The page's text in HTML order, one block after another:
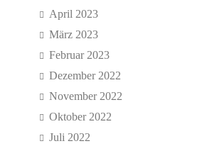
April 2023
März 2023
Februar 2023
Dezember 2022
November 2022
Oktober 2022
Juli 2022